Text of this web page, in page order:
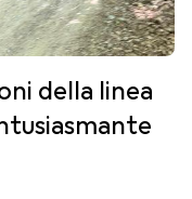
della linea